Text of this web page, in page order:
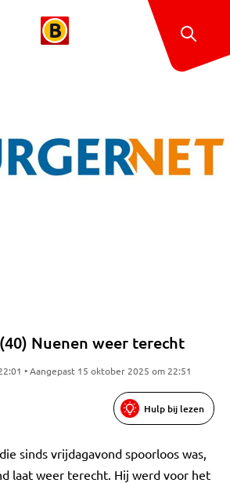
Nuenen weer terecht
• Aangepast 15 oktober 2025 om 22:51
Hulp bij lezen
sinds vrijdagavond spoorloos was,
laat weer terecht. Hij werd voor het